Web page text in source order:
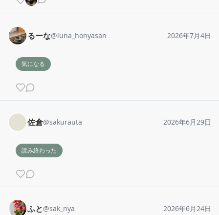
るーな@luna_honyasan 2026年7月4日
気になる
佐倉@sakurauta 2026年6月29日
読み終わった
ふと@sak_nya 2026年6月24日